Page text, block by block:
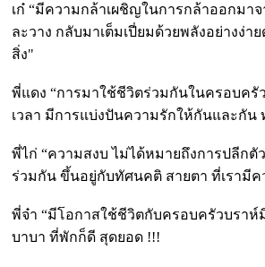
เก๋ “มีความกล้าเผชิญในการกล้าออกมา
ละวาง กลับมาเต็มเปี่ยมด้วยพลังอย่างง่
สิ่ง"
พี่แดง “การมาใช้ชีวิตร่วมกันในครอบครั
เวลา มีการแบ่งปันความรักให้กันและกัน
พี่ไก่ “ความสงบ ไม่ได้หมายถึงการปลีก
ร่วมกัน ขึ้นอยู่กับทัศนคติ สายตา ที่เรามี
พี่จ๋า “มีโอกาสใช้ชีวิตกับครอบครัวบรา
บาบา ที่พักก็ดี สุดยอด !!!